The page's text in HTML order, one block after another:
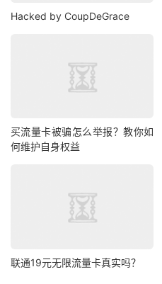
Hacked by CoupDeGrace
买流量卡被骗怎么举报？教你如
何维护自身权益
联通19元无限流量卡真实吗？